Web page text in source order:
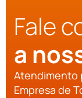
Fale
a
Atendimento
Empresa de